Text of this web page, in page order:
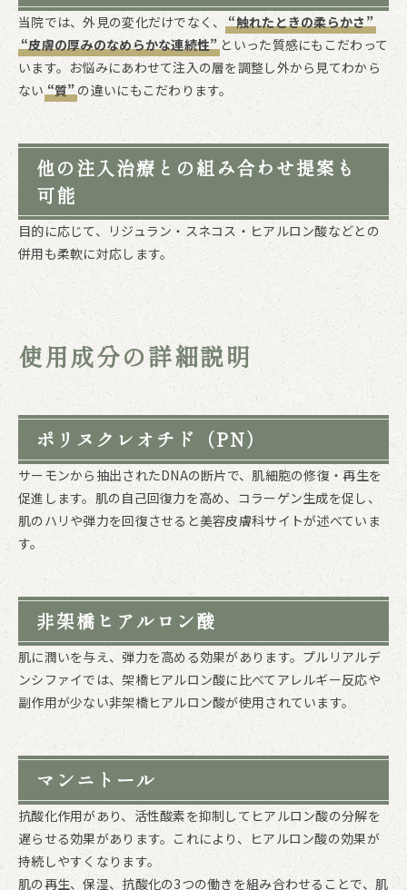
当院では、外見の変化だけでなく、“触れたときの柔らかさ”
“皮膚の厚みのなめらかな連続性” といった質感にもこだわって
います。お悩みにあわせて注入の層を調整し外から見てわから
ない “質”の違いにもこだわります。
他の注入治療との組み合わせ提案も
可能
目的に応じて、リジュラン・スネコス・ヒアルロン酸などとの
併用も柔軟に対応します。
使用成分の詳細説明
ポリヌクレオチド（PN）
サーモンから抽出されたDNAの断片で、肌細胞の修復・再生を
促進します。肌の自己回復力を高め、コラーゲン生成を促し、
肌のハリや弾力を回復させると美容皮膚科サイトが述べていま
す。
非架橋ヒアルロン酸
肌に潤いを与え、弾力を高める効果があります。プルリアルデ
ンシファイでは、架橋ヒアルロン酸に比べてアレルギー反応や
副作用が少ない非架橋ヒアルロン酸が使用されています。
マンニトール
抗酸化作用があり、活性酸素を抑制してヒアルロン酸の分解を
遅らせる効果があります。これにより、ヒアルロン酸の効果が
持続しやすくなります。
肌の再生、保湿、抗酸化の3つの働きを組み合わせることで、肌